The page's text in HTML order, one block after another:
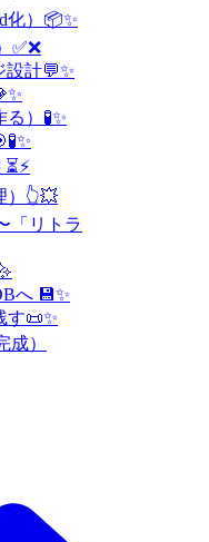
化）📦✨
✅❌
計💬✨
）🧪✨
）👆💥
「リトラ
へ 💾✨
📜✨
）